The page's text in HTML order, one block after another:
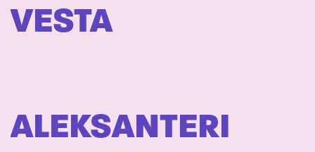
VESTA
ALEKSANTERI